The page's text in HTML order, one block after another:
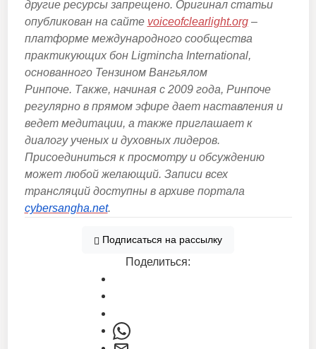
другие ресурсы запрещено. Оригинал статьи
опубликован на сайте voiceofclearlight.org‒
платформе международного сообщества
практикующих бон Ligmincha International,
основанного Тензином Вангьялом
Ринпоче. Также, начиная с 2009 года, Ринпоче
регулярно в прямом эфире дает наставления и
ведет медитации, а также приглашает к
диалогу ученых и духовных лидеров.
Присоединиться к просмотру и обсуждению
может любой желающий. Записи всех
трансляций доступны в архиве портала
cybersangha.net.
Подписаться на рассылку
Поделиться: